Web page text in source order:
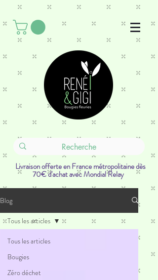
Livraison offerte en France métropolitaine dès
70€ d'achat avec Mondial Relay
Blog
Tous les articles
Bougies
Zéro déchet
Tous les articles